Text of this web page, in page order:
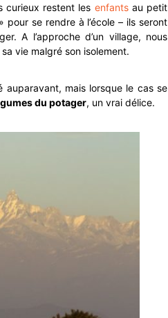
curieux restent les enfantsau petit
se rendre à l’école – ils seront
A l’approche d’un village, nous
vie malgré son isolement.
auparavant, mais lorsque le cas se
du potager, un vrai délice.